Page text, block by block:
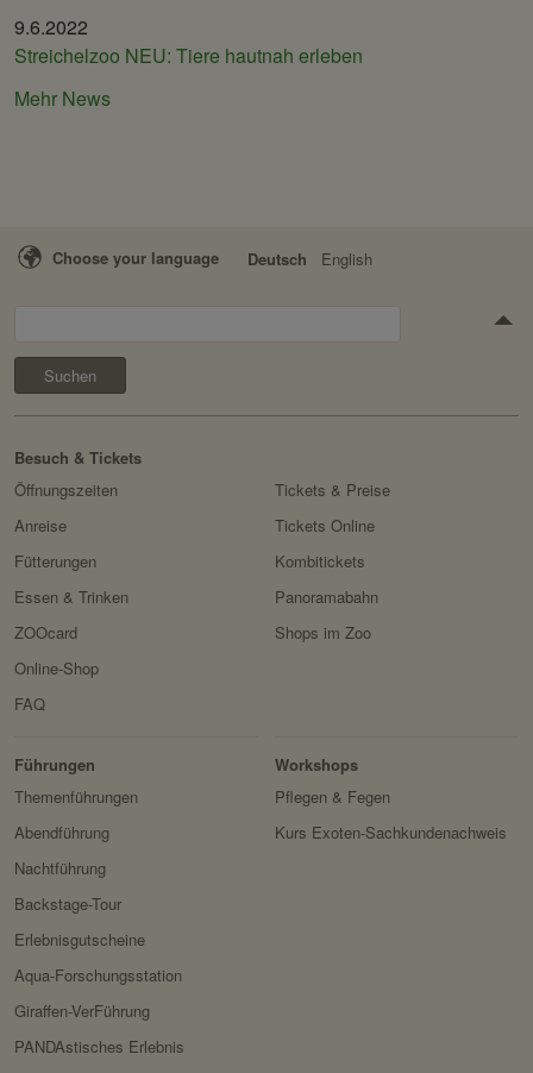
9.6.2022
Streichelzoo NEU: Tiere hautnah erleben
Mehr News
Choose your language Deutsch English
Besuch & Tickets
Öffnungszeiten
Anreise
Fütterungen
Essen & Trinken
ZOOcard
Tickets & Preise
Tickets Online
Kombitickets
Panoramabahn
Shops im Zoo
Online-Shop
FAQ
Zoo
Führungen
Themenführungen
Abendführung
Nachtführung
Backstage-Tour
Erlebnisgutscheine
Aqua-Forschungsstation
Giraffen-VerFührung
PANDAstisches Erlebnis
Workshops
Pflegen & Fegen
Kurs Exoten-Sachkundenachweis
&
Forschung